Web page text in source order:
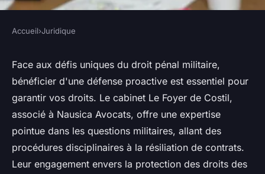
Avocat spécialisé en droit
pénal militaire : votre défense
proactive
Esteban •26 mars 2025•5 min de lecture
Accueil›Juridique
Face aux défis uniques du droit pénal militaire,
bénéficier d'une défense proactive est essentiel pour
garantir vos droits. Le cabinet Le Foyer de Costil,
associé à Nausica Avocats, offre une expertise
pointue dans les questions militaires, allant des
procédures disciplinaires à la résiliation de contrats.
Leur engagement envers la protection des droits des